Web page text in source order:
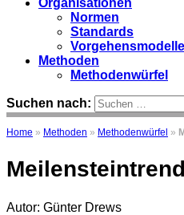
Normen
Standards
Vorgehensmodelle
Methoden
Methodenwürfel
Suchen nach:
Home » Methoden » Methodenwürfel »
Autor: Günter Drews